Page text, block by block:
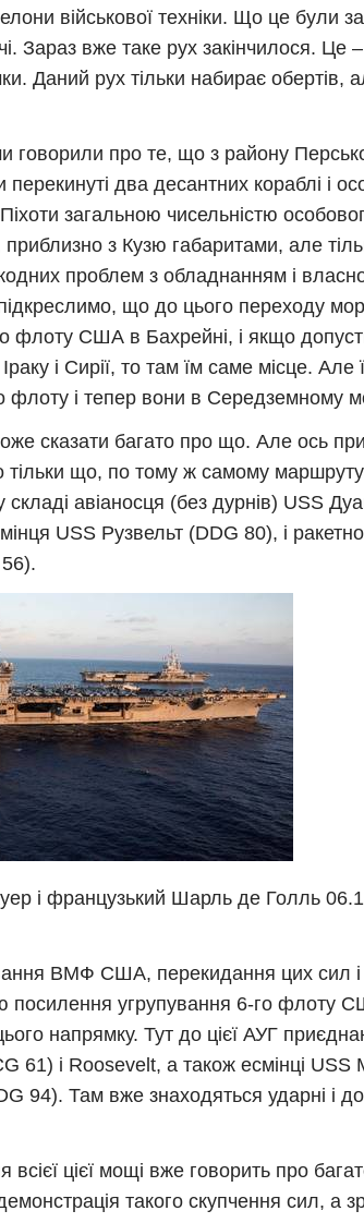
військової техніки. Що це були
Зараз вже таке рух закінчилося. Це
Даний рух тільки набирає обертів,
говорили про те, що з району
два десантних кораблі і
загальною чисельністю
приблизно з Кузю габаритами, але
проблем з обладнанням і
що до цього переходу
флоту США в Бахрейні, і якщо
і Сирії, то там їм саме місце. Але
флоту і тепер вони в Середземному
сказати багато про що. Але ось
тільки що, по тому ж самому
складі авіаносця (без дурнів) USS
USS Рузвельт (DDG 80), і
і французький Шарль де Голль
ВМФ США, перекидання цих сил і
посилення угрупування 6-го флоту
напрямку. Тут до цієї АУГ
61) і Roosevelt, а також есмінці USS
94). Там вже знаходяться ударні і
цієї мощі вже говорить про
такого скупчення сил, а